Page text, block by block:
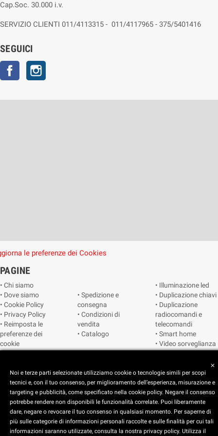
Cap.Soc. 30.000 i.v.
SERVIZIO CLIENTI 011/4113315 - 011/4117965 - 375/5401416
SEGUICI
Facebook
le preferenze dei Cookies
PAGINE
• Chi siamo
• Dove siamo
• Cookie Policy
• Privacy Policy
• Reimposta le
preferenze dei
cookie
• Spedizione e
consegna
• Condizioni di
vendita
• Catalogo
• Illuminazione led
• Duplicazione chiavi
• Duplicazione
radiocomandi e
telecomandi
• Smart home
• Video sorveglianza
Copyright © 2025 CEART | Negozio di elettronica Torino
C.E.A.R.T. Elettronica
close
Noi e terze parti selezionate utilizziamo cookie o tecnologie simili per scopi
tecnici e, con il tuo consenso, per miglioramento dell’esperienza, misurazione e
targeting e pubblicità, come specificato nella cookie policy. Negare il consenso
potrebbe rendere non disponibili le funzionalità correlate. Puoi liberamente
dare, negare o revocare il tuo consenso in qualsiasi momento. Per saperne di
più sulle categorie di informazioni personali raccolte e sulle finalità per cui tali
informazioni saranno utilizzate, consulta la nostra privacy policy. Utilizza il